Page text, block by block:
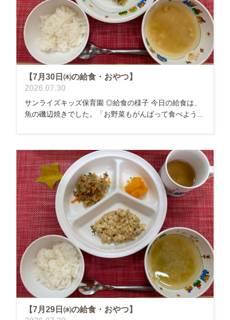
【7月30日㈭の給食・おやつ】
2026.07.30
サンライズキッズ保育園 ◎給食の様子 今日の給食は、
魚の磯辺焼きでした。「お野菜もがんばって食べよう...
【7月29日㈬の給食・おやつ】